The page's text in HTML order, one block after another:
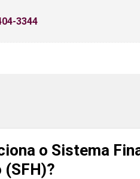
3344
Financeiro de Habitação (SFH)?
o Sistema
(SFH)?